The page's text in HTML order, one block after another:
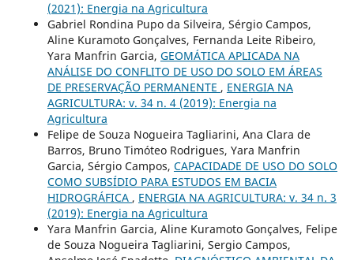
(2021): Energia na Agricultura
Gabriel Rondina Pupo da Silveira, Sérgio Campos,
Aline Kuramoto Gonçalves, Fernanda Leite Ribeiro,
Yara Manfrin Garcia, GEOMÁTICA APLICADA NA
ANÁLISE DO CONFLITO DE USO DO SOLO EM ÁREAS
DE PRESERVAÇÃO PERMANENTE , ENERGIA NA
AGRICULTURA: v. 34 n. 4 (2019): Energia na
Agricultura
Felipe de Souza Nogueira Tagliarini, Ana Clara de
Barros, Bruno Timóteo Rodrigues, Yara Manfrin
Garcia, Sérgio Campos, CAPACIDADE DE USO DO SOLO
COMO SUBSÍDIO PARA ESTUDOS EM BACIA
HIDROGRÁFICA , ENERGIA NA AGRICULTURA: v. 34 n. 3
(2019): Energia na Agricultura
Yara Manfrin Garcia, Aline Kuramoto Gonçalves, Felipe
de Souza Nogueira Tagliarini, Sergio Campos,